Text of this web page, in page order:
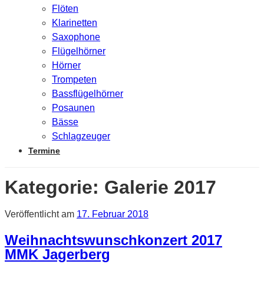
Flöten
Klarinetten
Saxophone
Flügelhörner
Hörner
Trompeten
Bassflügelhörner
Posaunen
Bässe
Schlagzeuger
Termine
Kategorie: Galerie 2017
Veröffentlicht am 17. Februar 2018
Weihnachtswunschkonzert 2017
MMK Jagerberg